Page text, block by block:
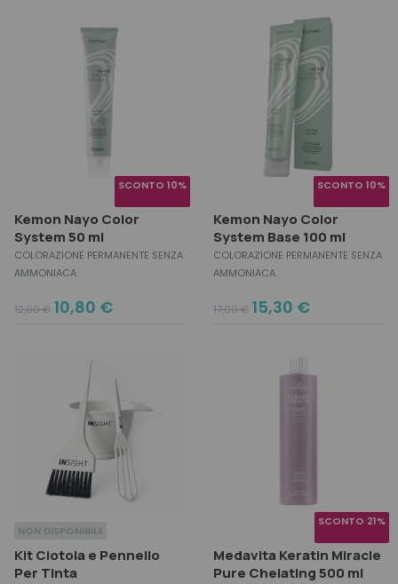
42,50 €.
37,50 €.
SCONTO 10%
Kemon Nayo Color
System 50 ml
COLORAZIONE PERMANENTE SENZA
AMMONIACA
12,00€
Original
10,80 €
Current
SCONTO 10%
Kemon Nayo Color
System Base 100 ml
COLORAZIONE PERMANENTE SENZA
AMMONIACA
17,00€
Original
15,30 €
Current
NON DISPONIBILE
Kit Ciotola e Pennello
Per Tinta
SCONTO 21%
Medavita Keratin Miracle
Pure Chelating 500 ml